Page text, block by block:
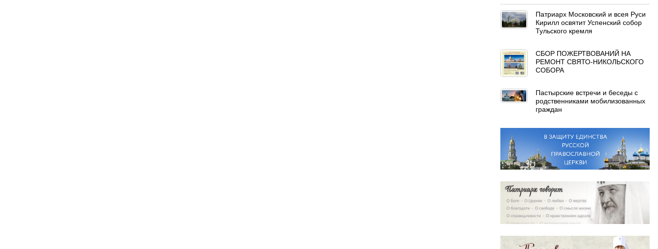
Патриарх Московский и всея Руси
Кирилл освятит Успенский собор
Тульского кремля
СБОР ПОЖЕРТВОВАНИЙ НА
РЕМОНТ СВЯТО-НИКОЛЬСКОГО
СОБОРА
Пастырские встречи и беседы с
родственниками мобилизованных
граждан